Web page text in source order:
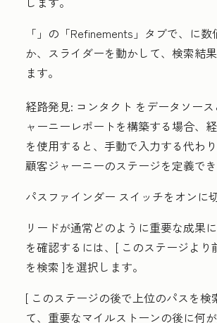
「 」の「Refinements」 タブで、 に数
か、 スライダーを動かして、検索結
ます。
経路発見: コンタクト をデータソー
ャーニーレポートを構築する場合、
を使用すると、手動で入力する代わ
顧客ジャーニーのステージを定義でき
パスファインダー スイッチをオンに
リードが通常どのように重要な成果
を確認するには、[ このステージより
を検索 ]を選択します。
[ このステージの後で上位のパスを検
て、重要なマイルストーンの後に何